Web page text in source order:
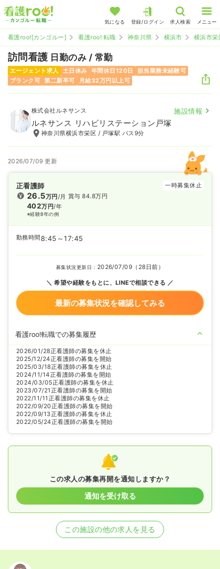
気になる 登録/ログイン 求人検索 メニュー
看護roo![カンゴルー] 看護roo! 転職 神奈川県 横浜市 横浜市栄
訪問看護 日勤のみ / 常勤
エージェント求人 土日休み 年間休日120日
担当業務未経験可
ブランク可 第二新卒可 月給32万円以上可
株式会社ルネサンス 施設情報
ルネサンス リハビリステーション戸塚
神奈川県横浜市栄区 / 戸塚駅 バス9分
2026/07/09 更新
正看護師 一時募集休止
26.5万円/月
402万円/年
※経験8年の例
賞与 84.8万円
勤務時間 8:45～17:45
募集状況更新日： 2026/07/09（28日前）
希望や経験をもとに、LINEで相談できる
最新の募集状況を確認してみる
看護roo!転職での募集履歴
2026/01/28正看護師の募集を休止
2025/12/24正看護師の募集を開始
2025/03/18正看護師の募集を休止
2024/11/14正看護師の募集を開始
2024/03/05正看護師の募集を休止
2023/07/21 正看護師の募集を開始
2022/11/11 正看護師の募集を休止
2022/09/20正看護師の募集を開始
2022/09/13正看護師の募集を休止
2022/05/24正看護師の募集を開始
この求人の募集再開を通知しますか？
通知を受け取る
この施設の他の求人を見る